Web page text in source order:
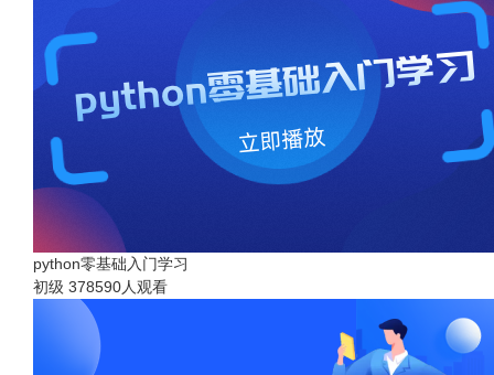
python零基础入门学习
初级 378590人观看